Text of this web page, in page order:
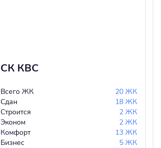
СК КВС
Всего ЖК
20 ЖК
Сдан
18 ЖК
Строится
2 ЖК
Эконом
2 ЖК
Комфорт
13 ЖК
Бизнес
5 ЖК